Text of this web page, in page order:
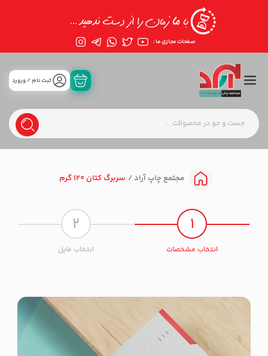
صفحات مجازی ما :
ثبت نام / ورورد
مجتمع چاپ آراد سربرگ کتان 120 گرم
1
انتخاب مشخصات
2
انتخاب فایل